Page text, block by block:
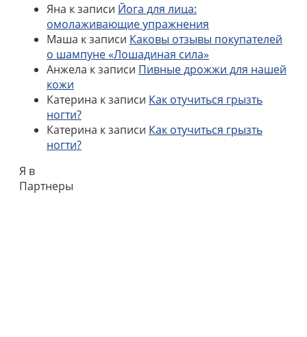
Яна к записи Йога для лица:
омолаживающие упражнения
Маша к записи Каковы отзывы покупателей
о шампуне «Лошадиная сила»
Анжела к записи Пивные дрожжи для нашей
кожи
Катерина к записи Как отучиться грызть
ногти?
Катерина к записи Как отучиться грызть
ногти?
Я в
Партнеры